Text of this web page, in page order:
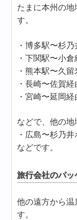
たまに本州の地
す。
・博多駅〜杉
・下関駅〜小倉
・熊本駅〜久留
・長崎〜佐賀経
・宮崎〜延岡経
などで、他の地
・広島〜杉乃
などです。
旅行会社のパッ
他の遠方から温
す。